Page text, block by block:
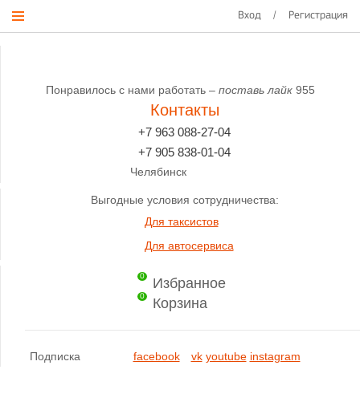
Вход / Регистрация
Понравилось с нами работать – поставь лайк 955
Контакты
+7 963 088-27-04
+7 905 838-01-04
Челябинск
Выгодные условия сотрудничества:
Для таксистов
Для автосервиса
0 Избранное
0 Корзина
Подписка facebook vk youtube instagram